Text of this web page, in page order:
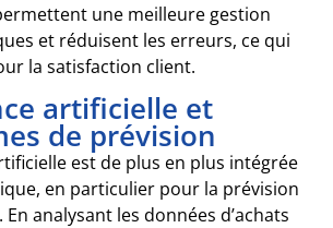
une meilleure gestion
et réduisent les erreurs, ce qui
la satisfaction client.
artificielle et
de prévision
est de plus en plus intégrée
en particulier pour la prévision
analysant les données d’achats